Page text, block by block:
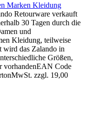
Marken Kleidung
Retourware verkauft
30 Tagen durch die
und
Kleidung, teilweise
wird das Zalando in
Größen,
vorhandenEAN Code
zzgl. 19,00